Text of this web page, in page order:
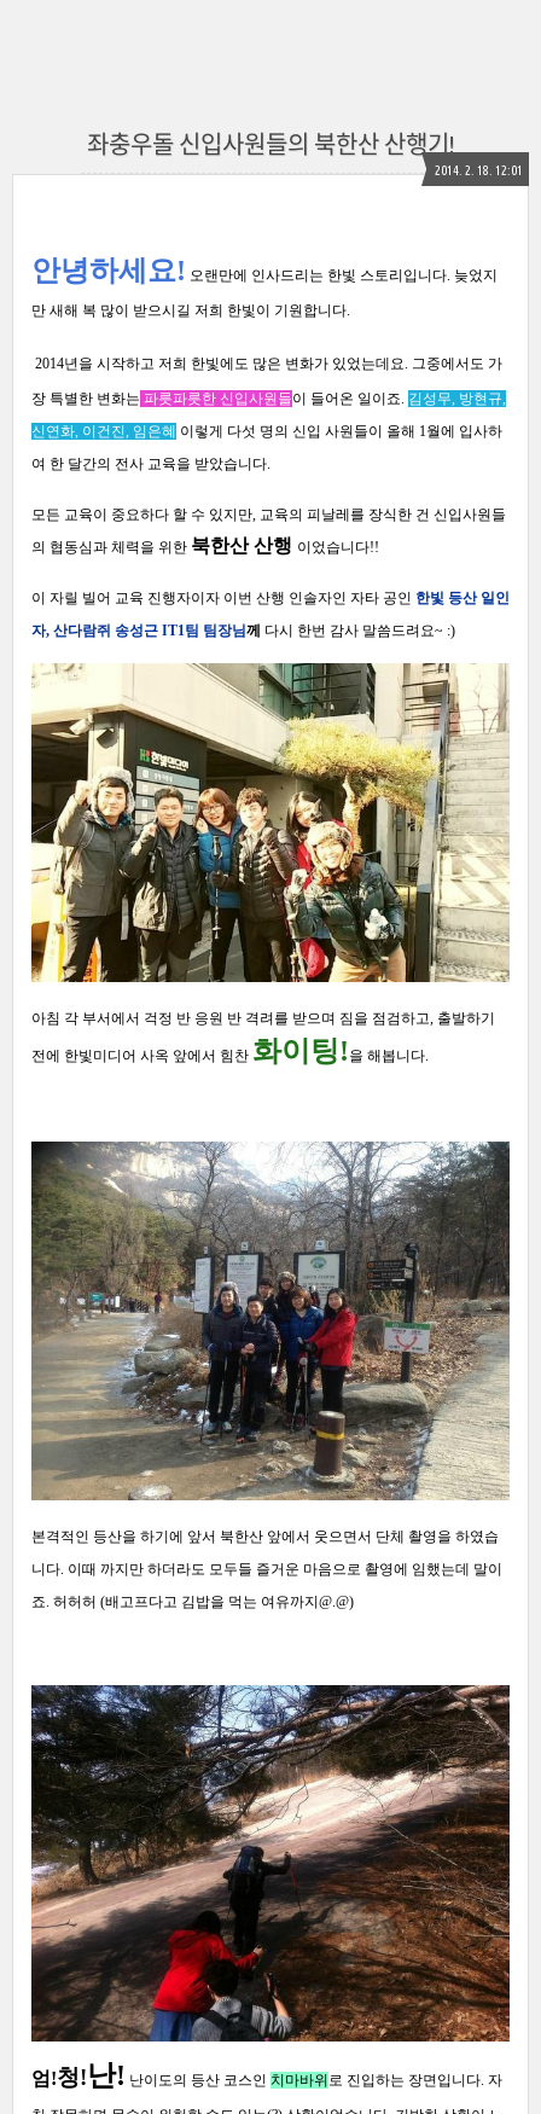
좌충우돌 신입사원들의 북한산 산행기!
2014. 2. 18. 12:01
안녕하세요! 오랜만에 인사드리는 한빛 스토리입니다. 늦었지
만 새해 복 많이 받으시길 저희 한빛이 기원합니다.
2014년을 시작하고 저희 한빛에도 많은 변화가 있었는데요. 그중에서도 가
장 특별한 변화는 파릇파릇한 신입사원들이 들어온 일이죠. 김성무, 방현규,
신연화, 이건진, 임은혜 이렇게 다섯 명의 신입 사원들이 올해 1월에 입사하
여 한 달간의 전사 교육을 받았습니다.
모든 교육이 중요하다 할 수 있지만, 교육의 피날레를 장식한 건 신입사원들
의 협동심과 체력을 위한 북한산 산행 이었습니다!!
이 자릴 빌어 교육 진행자이자 이번 산행 인솔자인 자타 공인 한빛 등산 일인
자, 산다람쥐 송성근 IT1팀 팀장님께 다시 한번 감사 말씀드려요~ :)
아침 각 부서에서 걱정 반 응원 반 격려를 받으며 짐을 점검하고 출발하기
전에 한빛미디어 사옥 앞에서 힘찬 화이팅! 을 해봅니다
본격적인 등산을 하기에 앞서 북한산 앞에서 웃으면서 단체 촬영을 하였습
니다 이때 까지만 하더라도 모두들 즐거운 마음으로 촬영에 임했는데 말이
죠 허허허 (배고프다고 김밥을 먹는 여유까지@.@)
엄!청!난! 난이도의 등산 코스인 치마바위 로 진입하는 장면입니다. 자